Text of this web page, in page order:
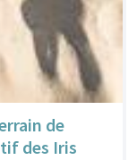
de
des Iris